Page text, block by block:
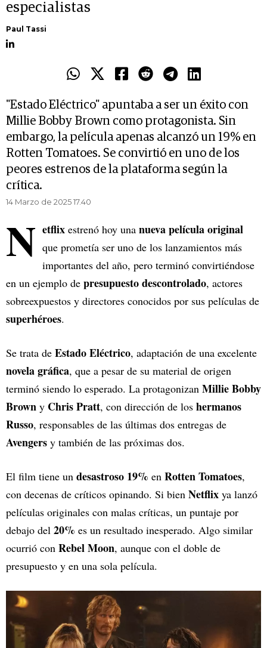
especialistas
Paul Tassi
"Estado Eléctrico" apuntaba a ser un éxito con
Millie Bobby Brown como protagonista. Sin
embargo, la película apenas alcanzó un 19% en
Rotten Tomatoes. Se convirtió en uno de los
peores estrenos de la plataforma según la
crítica.
14 Marzo de 2025 17.40
N etflix estrenó hoy una nueva película original
que prometía ser uno de los lanzamientos más
importantes del año, pero terminó convirtiéndose
en un ejemplo de presupuesto descontrolado, actores
sobreexpuestos y directores conocidos por sus películas de
superhéroes.
Se trata de Estado Eléctrico, adaptación de una excelente
novela gráfica, que a pesar de su material de origen
terminó siendo lo esperado. La protagonizan Millie Bobby
Brown y Chris Pratt, con dirección de los hermanos
Russo, responsables de las últimas dos entregas de
Avengers y también de las próximas dos.
El film tiene un desastroso 19% en Rotten Tomatoes,
con decenas de críticos opinando. Si bien Netflix ya lanzó
películas originales con malas críticas, un puntaje por
debajo del 20% es un resultado inesperado. Algo similar
ocurrió con Rebel Moon, aunque con el doble de
presupuesto y en una sola película.